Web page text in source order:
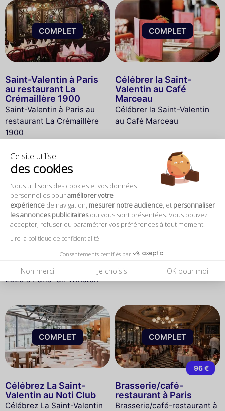
Ce site utilise
des cookies
Nous utilisons des cookies et vos données
personnelles pouraméliorer votre
expérience de navigation, mesurer notre audience , et personnaliser
les annonces publicitairesqui vous sont présentées. Vous pouvez
accepter, refuser ou paramétrer vos préférences à tout moment.
Lire la politique de confidentialité
Consentements certifiés par
Non merci Je choisis OK pour moi
COMPLET
Saint-Valentin à Paris
au restaurant La
Crémaillère 1900
Saint-Valentin à Paris au
restaurant La Crémaillère
1900
COMPLET
Célébrer la Saint-
Valentin au Café
Marceau
Célébrer la Saint-Valentin
au Café Marceau
COMPLET
78 €
Célébrer la Saint-
"Sir Winston"
Célébrer la Saint-Valentin
2026 à Paris "Sir Winston"
COMPLET
restaurant Les Turbines
Saint-Valentin 2027 au
restaurant Les Turbines
COMPLET
Célébrez La Saint-
Valentin au Noti Club
Célébrez La Saint-Valentin
COMPLET
96 €
Brasserie/café-
restaurant à Paris
Brasserie/café-restaurant à